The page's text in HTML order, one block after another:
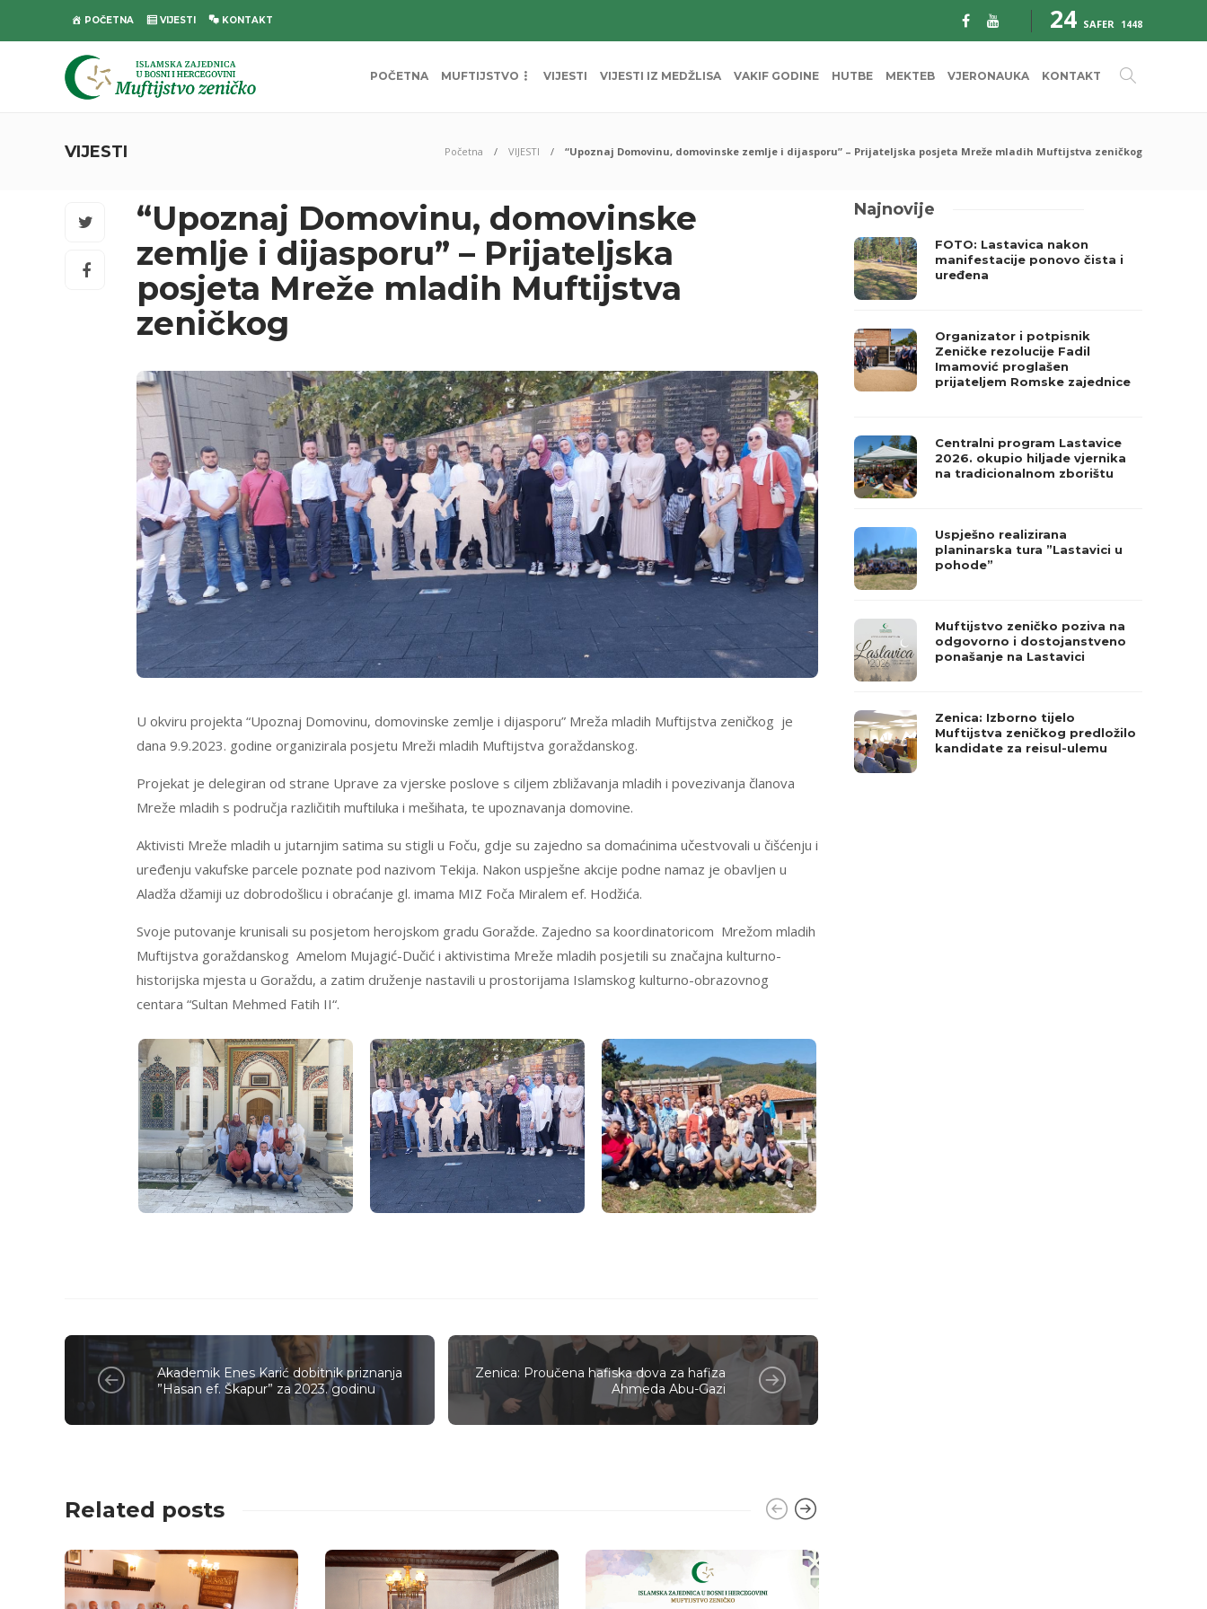
POČETNA VIJESTI KONTAKT 24 SAFER 1448
POČETNA MUFTIJSTVO VIJESTI VIJESTI IZ MEDŽLISA VAKIF GODINE HUTBE MEKTEB VJERONAUKA KONTAKT
VIJESTI Početna VIJESTI “Upoznaj Domovinu, domovinske zemlje i dijasporu” – Prijateljska posjeta Mreže mladih Muftijstva zeničkog
“Upoznaj Domovinu, domovinske
zemlje i dijasporu” – Prijateljska
posjeta Mreže mladih Muftijstva
zeničkog
U okviru projekta “Upoznaj Domovinu, domovinske zemlje i dijasporu” Mreža mladih Muftijstva zeničkog je
dana 9.9.2023. godine organizirala posjetu Mreži mladih Muftijstva goraždanskog.
Projekat je delegiran od strane Uprave za vjerske poslove s ciljem zbližavanja mladih i povezivanja članova
Mreže mladih s područja različitih muftiluka i mešihata, te upoznavanja domovine.
Aktivisti Mreže mladih u jutarnjim satima su stigli u Foču, gdje su zajedno sa domaćinima učestvovali u čišćenju i
uređenju vakufske parcele poznate pod nazivom Tekija. Nakon uspješne akcije podne namaz je obavljen u
Aladža džamiji uz dobrodošlicu i obraćanje gl. imama MIZ Foča Miralem ef. Hodžića.
Svoje putovanje krunisali su posjetom herojskom gradu Goražde. Zajedno sa koordinatoricom Mrežom mladih
Muftijstva goraždanskog Amelom Mujagić-Dučić i aktivistima Mreže mladih posjetili su značajna kulturno-
historijska mjesta u Goraždu, a zatim druženje nastavili u prostorijama Islamskog kulturno-obrazovnog
centara “Sultan Mehmed Fatih II“.
Akademik Enes Karić dobitnik priznanja
”Hasan ef. Škapur” za 2023. godinu
Zenica: Proučena hafiska dova za hafiza
Ahmeda Abu-Gazi
Related posts
Najnovije
FOTO: Lastavica nakon
manifestacije ponovo čista i
uređena
Organizator i potpisnik
Zeničke rezolucije Fadil
Imamović proglašen
prijateljem Romske zajednice
Centralni program Lastavice
2026. okupio hiljade vjernika
na tradicionalnom zborištu
Uspješno realizirana
planinarska tura ”Lastavici u
pohode”
Muftijstvo zeničko poziva na
odgovorno i dostojanstveno
ponašanje na Lastavici
Zenica: Izborno tijelo
Muftijstva zeničkog predložilo
kandidate za reisul-ulemu